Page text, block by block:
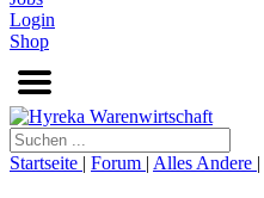
Login
Shop
Startseite | Forum | Alles Andere |